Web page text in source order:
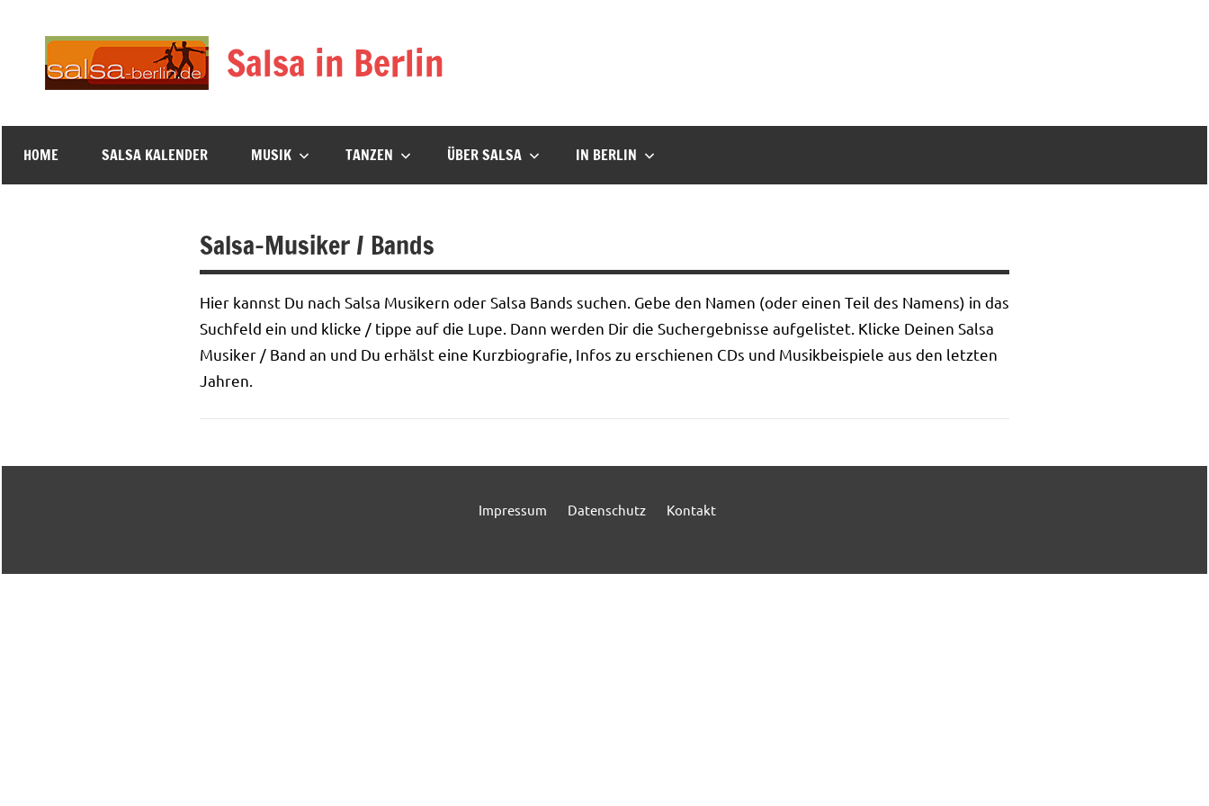
springen
Salsa in Berlin
HOME SALSA KALENDER MUSIK TANZEN ÜBER SALSA IN BERLIN
Salsa-Musiker / Bands
Hier kannst Du nach Salsa Musikern oder Salsa Bands suchen. Gebe den Namen (oder einen Teil des Namens) in das
Suchfeld ein und klicke / tippe auf die Lupe. Dann werden Dir die Suchergebnisse aufgelistet. Klicke Deinen Salsa
Musiker / Band an und Du erhälst eine Kurzbiografie, Infos zu erschienen CDs und Musikbeispiele aus den letzten
Jahren.
Impressum Datenschutz Kontakt